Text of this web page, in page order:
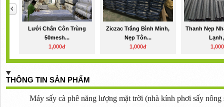
Lưới Chắn Côn Trùng
50mesh...
1,000đ
Ziczac Trắng Bình Minh,
Nẹp Tôn...
1,000đ
Thanh Nẹp
THÔNG TIN SẢN PHẨM
Máy sấy cà phê năng lượng mặt trời (nhà kính phơi sấy nông